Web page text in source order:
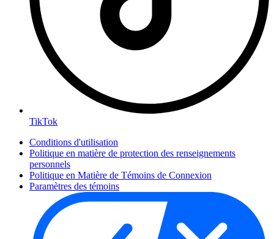
TikTok
Conditions d'utilisation
Politique en matière de protection des renseignements
personnels
Politique en Matière de Témoins de Connexion
Paramètres des témoins